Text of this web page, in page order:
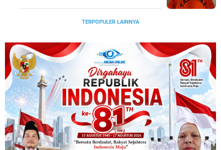
TERPOPULER LAINNYA